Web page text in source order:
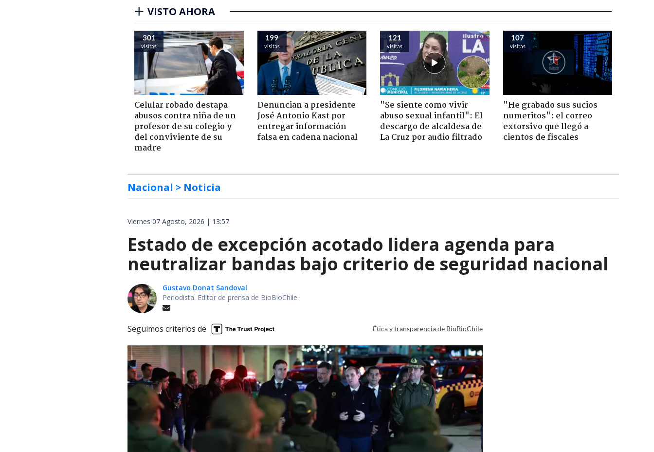
VISTO AHORA
301
visitas
Celular robado destapa
abusos contra niña de un
profesor de su colegio y
del conviviente de su
madre
199
visitas
Denuncian a presidente
José Antonio Kast por
entregar información
falsa en cadena nacional
121
visitas
"Se siente como vivir
abuso sexual infantil": El
descargo de alcaldesa de
La Cruz por audio filtrado
107
visitas
"He grabado sus sucios
numeritos": el correo
extorsivo que llegó a
cientos de fiscales
Nacional > Noticia
Viernes 07 Agosto, 2026 | 13:57
Estado de excepción acotado lidera agenda para
neutralizar bandas bajo criterio de seguridad nacional
Gustavo Donat Sandoval
Periodista. Editor de prensa de BioBioChile.
Seguimos criterios de Ética y transparencia de BioBioChile